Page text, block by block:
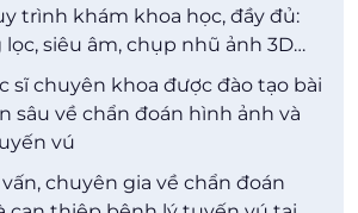
trình khám khoa học, đầy đủ:
lọc, siêu âm, chụp nhũ ảnh 3D…
sĩ chuyên khoa được đào tạo bài
sâu về chẩn đoán hình ảnh và
vú
chuyên gia về chẩn đoán